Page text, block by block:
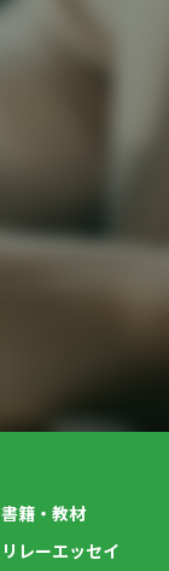
書籍・教材
リレーエッセイ